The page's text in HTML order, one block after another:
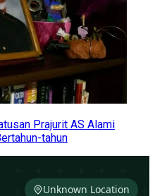
Prajurit AS Alami
tahun